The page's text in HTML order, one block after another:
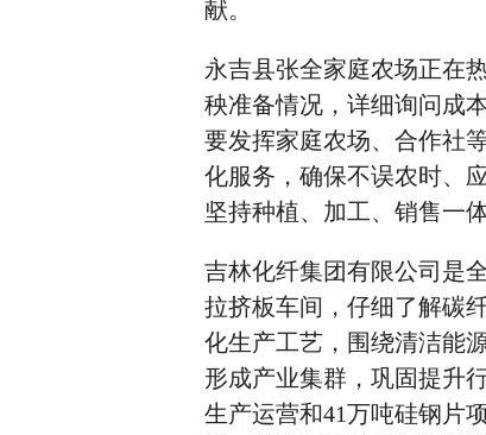
献。
永吉县张全家庭农场正在
秧准备情况，详细询问成
要发挥家庭农场、合作社
化服务，确保不误农时、
坚持种植、加工、销售一
吉林化纤集团有限公司是
拉挤板车间，仔细了解碳
化生产工艺，围绕清洁能
形成产业集群，巩固提升
生产运营和41万吨硅钢片